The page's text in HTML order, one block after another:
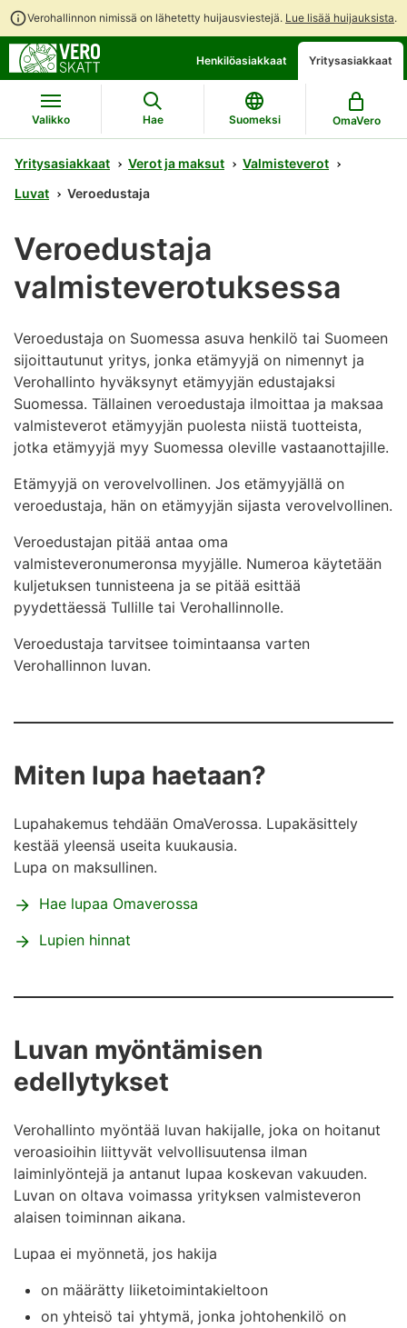
Verohallinnon nimissä on lähetetty huijausviestejä. Lue lisää huijauksista.
suoraan
sisältöön
koko
sivuston
hakuun
Henkilöasiakkaat Yritysasiakkaat
Valikko Hae Suomeksi OmaVero
Yritysasiakkaat Verot ja maksut
Valmisteverot
Luvat
Veroedustaja
Veroedustaja
valmisteverotuksessa
Veroedustaja on Suomessa asuva henkilö tai Suomeen
sijoittautunut yritys, jonka etämyyjä on nimennyt ja
Verohallinto hyväksynyt etämyyjän edustajaksi
Suomessa. Tällainen veroedustaja ilmoittaa ja maksaa
valmisteverot etämyyjän puolesta niistä tuotteista,
jotka etämyyjä myy Suomessa oleville vastaanottajille.
Etämyyjä on verovelvollinen. Jos etämyyjällä on
veroedustaja, hän on etämyyjän sijasta verovelvollinen.
Veroedustajan pitää antaa oma
valmisteveronumeronsa myyjälle. Numeroa käytetään
kuljetuksen tunnisteena ja se pitää esittää
pyydettäessä Tullille tai Verohallinnolle.
Veroedustaja tarvitsee toimintaansa varten
Verohallinnon luvan.
Miten lupa haetaan?
Lupahakemus tehdään OmaVerossa. Lupakäsittely
kestää yleensä useita kuukausia.
Lupa on maksullinen.
Hae lupaa Omaverossa
Lupien hinnat
Luvan myöntämisen
edellytykset
Verohallinto myöntää luvan hakijalle, joka on hoitanut
veroasioihin liittyvät velvollisuutensa ilman
laiminlyöntejä ja antanut lupaa koskevan vakuuden.
Luvan on oltava voimassa yrityksen valmisteveron
alaisen toiminnan aikana.
Lupaa ei myönnetä, jos hakija
on määrätty liiketoimintakieltoon
on yhteisö tai yhtymä, jonka johtohenkilö on